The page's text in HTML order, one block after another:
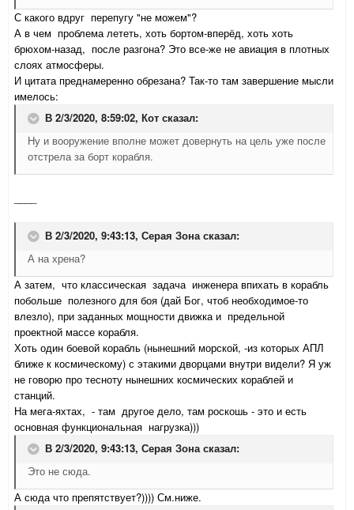
С какого вдруг перепугу "не можем"?
А в чем проблема лететь, хоть бортом-вперёд, хоть хоть
брюхом-назад, после разгона? Это все-же не авиация в плотных
слоях атмосферы.
И цитата преднамеренно обрезана? Так-то там завершение мысли
имелось:
В 2/3/2020, 8:59:02, Кот сказал:
Ну и вооружение вполне может довернуть на цель уже после
отстрела за борт корабля.
В 2/3/2020, 9:43:13, Серая Зонасказал:
А на хрена?
А затем, что классическая задача инженера впихать в корабль
побольше полезного для боя (дай Бог, чтоб необходимое-то
влезло), при заданных мощности движка и предельной
проектной массе корабля.
Хоть один боевой корабль (нынешний морской, -из которых АПЛ
ближе к космическому) с этакими дворцами внутри видели? Я уж
не говорю про тесноту нынешних космических кораблей и
станций.
На мега-яхтах, - там другое дело, там роскошь - это и есть
основная функциональная нагрузка)))
В 2/3/2020, 9:43:13, Серая Зонасказал:
Это не сюда.
А сюда что препятствует?)))) См.ниже.